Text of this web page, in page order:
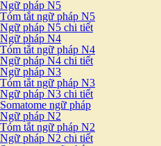
Ngữ pháp N5
Tóm tắt ngữ pháp N5
Ngữ pháp N5 chi tiết
Ngữ pháp N4
Tóm tắt ngữ pháp N4
Ngữ pháp N4 chi tiết
Ngữ pháp N3
Tóm tắt ngữ pháp N3
Ngữ pháp N3 chi tiết
Somatome ngữ pháp
Ngữ pháp N2
Tóm tắt ngữ pháp N2
Ngữ pháp N2 chi tiết